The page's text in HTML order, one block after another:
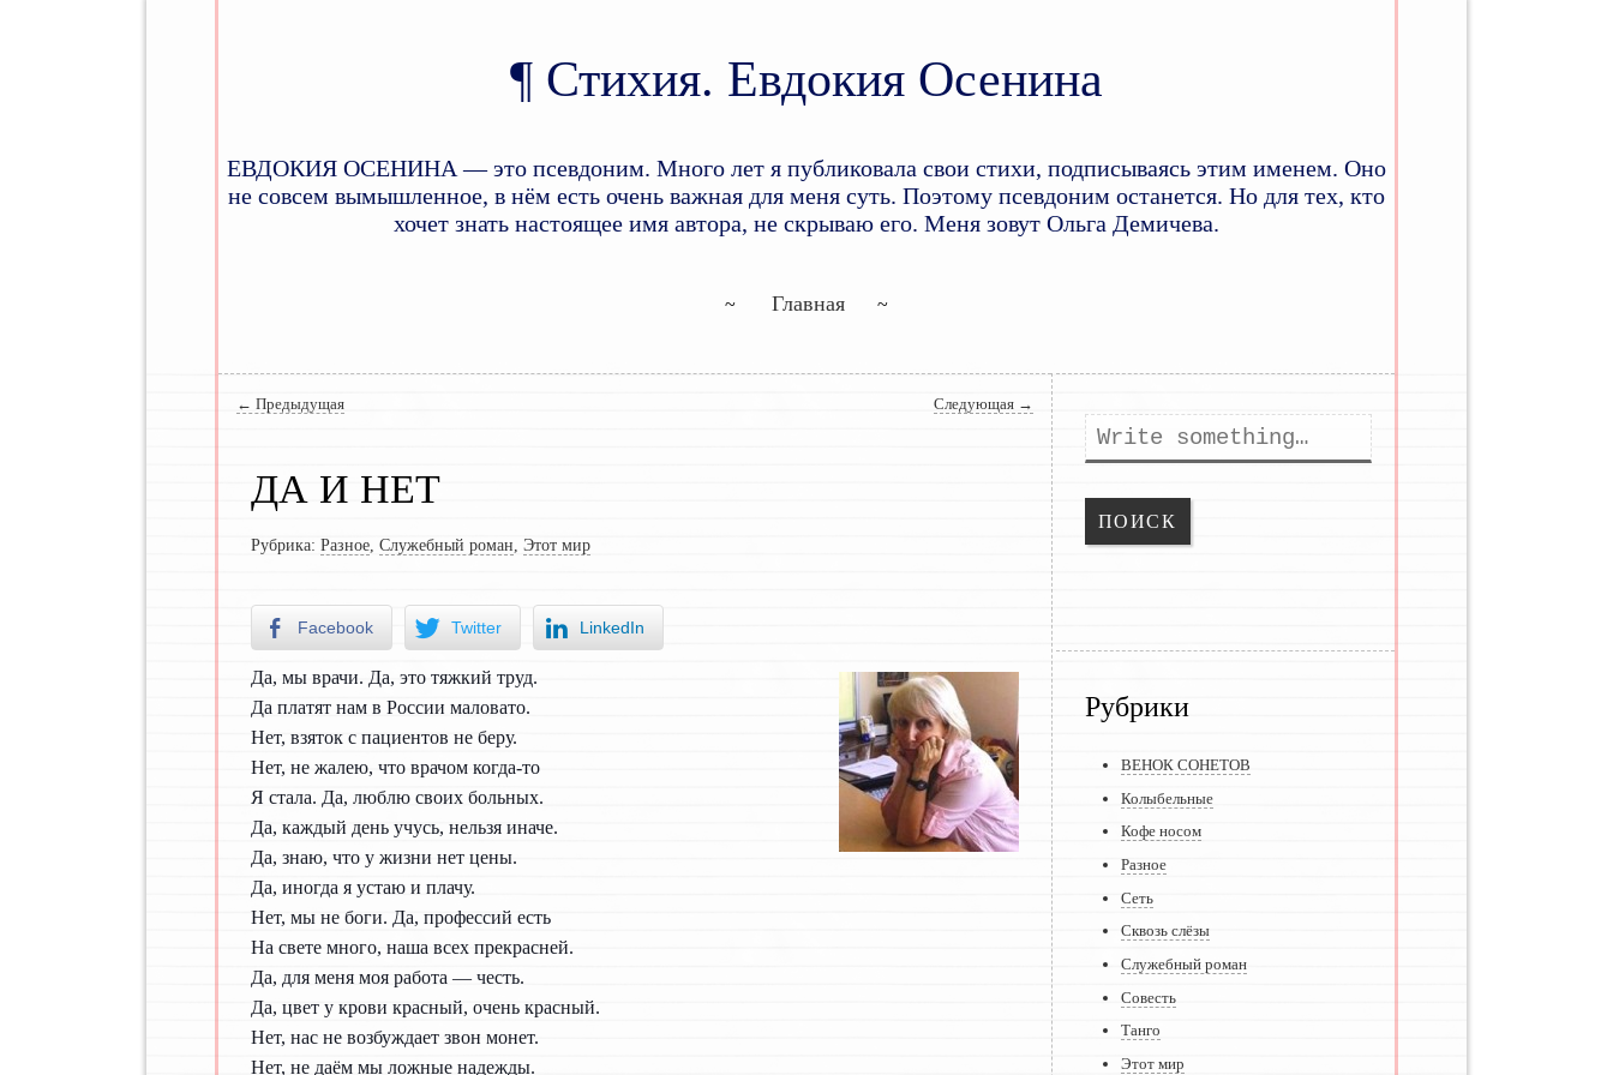
Стихия. Евдокия Осенина
ЕВДОКИЯ ОСЕНИНА — это псевдоним. Много лет я публиковала свои стихи, подписываясь этим именем. Оно
не совсем вымышленное, в нём есть очень важная для меня суть. Поэтому псевдоним останется. Но для тех, кто
хочет знать настоящее имя автора, не скрываю его. Меня зовут Ольга Демичева.
Перейти к основному содержимому
Перейти к дополнительному содержимому
Главная
Навигация по записям
← Предыдущая Следующая →
ДА И НЕТ
Рубрика: Разное, Служебный роман Этот мир
Facebook Twitter LinkedIn
Да, мы врачи. Да, это тяжкий труд.
Да платят нам в России маловато.
Нет, взяток с пациентов не беру.
Нет, не жалею, что врачом когда-то
Я стала. Да, люблю своих больных.
Да, каждый день учусь, нельзя иначе.
Да, знаю, что у жизни нет цены.
Да, иногда я устаю и плачу.
Нет, мы не боги. Да, профессий есть
На свете много, наша всех прекрасней.
Да, для меня моя работа — честь.
Да, цвет у крови красный, очень красный.
Нет, нас не возбуждает звон монет.
Нет, не даём мы ложные надежды.
Поиск
Рубрики
ВЕНОК СОНЕТОВ
Колыбельные
Кофе носом
Разное
Сеть
Сквозь слёзы
Служебный роман
Совесть
Танго
Этот мир